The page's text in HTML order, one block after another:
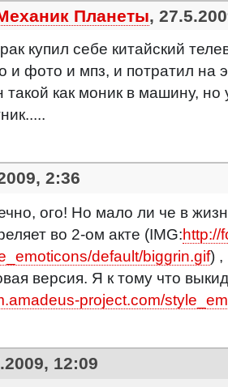
Планеты,
купил себе китайский
и фото и мпз, и потратил на
такой как моник в машину, но
2:36
ого! Но мало ли че в
во 2-ом акте (IMG:http://
default/biggrin.gif) ,
версия. Я к тому что
project.com/
12:09